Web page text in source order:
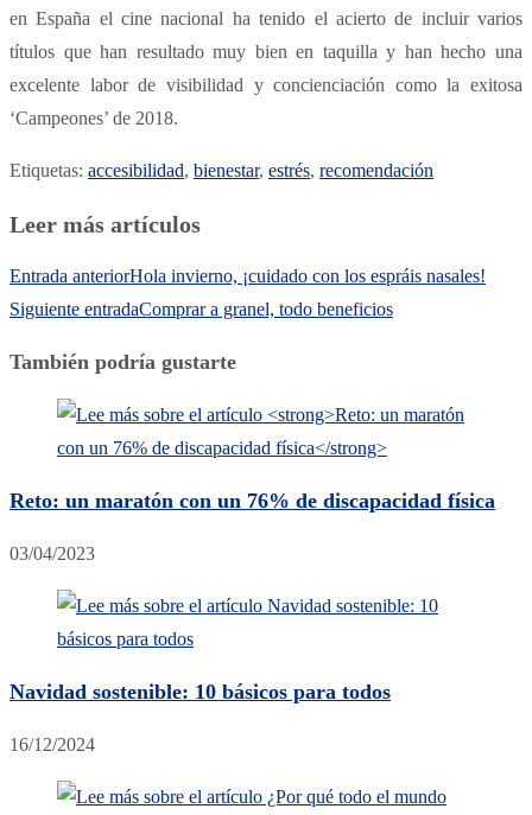
en España el cine nacional ha tenido el acierto de incluir varios
títulos que han resultado muy bien en taquilla y han hecho una
excelente labor de visibilidad y concienciación como la exitosa
‘Campeones’ de 2018.
Etiquetas: accesibilidad, bienestar, estrés, recomendación
Leer más artículos
Entrada anteriorHola invierno, ¡cuidado con los espráis nasales!
Siguiente entradaComprar a granel, todo beneficios
También podría gustarte
Reto: un maratón con un 76% de discapacidad física
03/04/2023
Navidad sostenible: 10 básicos para todos
16/12/2024